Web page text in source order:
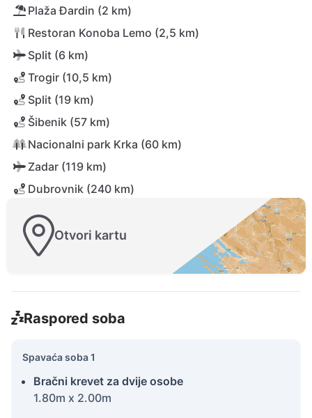
Plaža Đardin (2 km)
Restoran Konoba Lemo (2,5 km)
Split (6 km)
Trogir (10,5 km)
Split (19 km)
Šibenik (57 km)
Nacionalni park Krka (60 km)
Zadar (119 km)
Dubrovnik (240 km)
Otvori kartu
Raspored soba
Spavaća soba 1
Bračni krevet za dvije osobe
1.80m x 2.00m